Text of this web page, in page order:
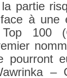
par­tie
à une
100
pour­ront
–